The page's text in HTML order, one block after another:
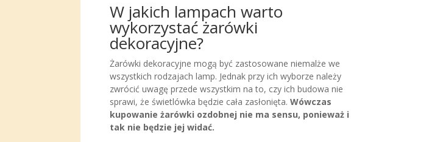
W jakich lampach warto
wykorzystać żarówki
dekoracyjne?
Żarówki dekoracyjne mogą być zastosowane niemalże we
wszystkich rodzajach lamp. Jednak przy ich wyborze należy
zwrócić uwagę przede wszystkim na to, czy ich budowa nie
sprawi, że świetlówka będzie cała zasłonięta. Wówczas
kupowanie żarówki ozdobnej nie ma sensu, ponieważ i
tak nie będzie jej widać.